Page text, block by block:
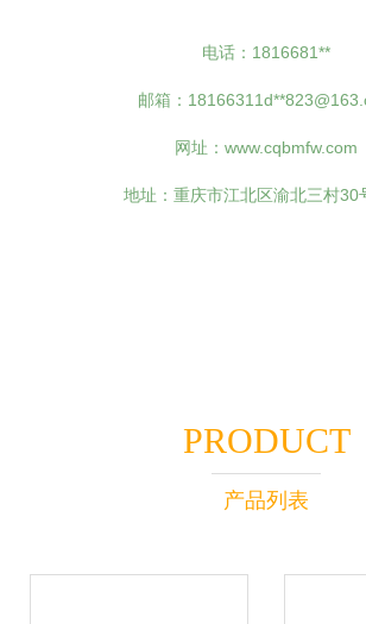
电话：1816681**
邮箱：18166311d**
网址： www.cqbmfw.com
地址：重庆市江北区渝北三村30
PRODUCT
产品列表